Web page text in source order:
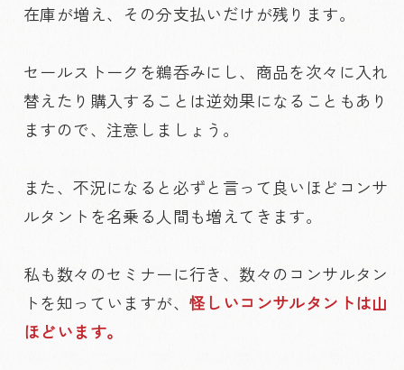
在庫が増え、その分支払いだけが残ります。
セールストークを鵜呑みにし、商品を次々に入れ
替えたり購入することは逆効果になることもあり
ますので、注意しましょう。
また、不況になると必ずと言って良いほどコンサ
ルタントを名乗る人間も増えてきます。
私も数々のセミナーに行き、数々のコンサルタン
トを知っていますが、 怪しいコンサルタントは山
ほどいます。